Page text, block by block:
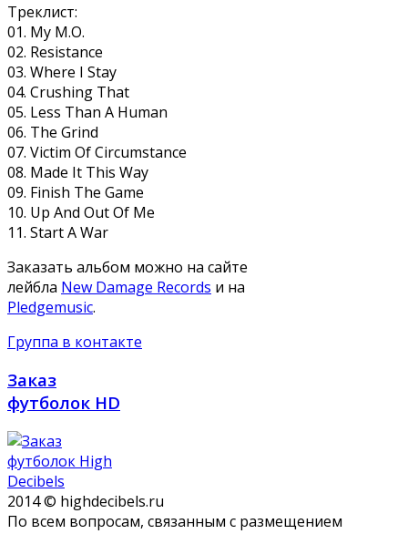
Треклист:
01. My M.O.
02. Resistance
03. Where I Stay
04. Crushing That
05. Less Than A Human
06. The Grind
07. Victim Of Circumstance
08. Made It This Way
09. Finish The Game
10. Up And Out Of Me
11. Start A War
Заказать альбом можно на сайте
лейбла New Damage Records и на
Pledgemusic.
Группа в контакте
Заказ
футболок HD
2014 © highdecibels.ru
По всем вопросам, связанным с размещением